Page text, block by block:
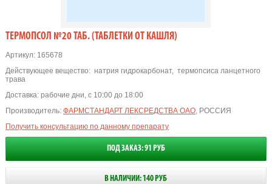
ТЕРМОПСОЛ №20 ТАБ. (ТАБЛЕТКИ ОТ КАШЛЯ)
Артикул:165678
Действующее вещество: натрия гидрокарбонат, термопсиса ланцетного
трава
Доставка: рабочие дни, с 10:00 до 18:00
Производитель: ФАРМСТАНДАРТ ЛЕКСРЕДСТВА ОАО, РОССИЯ
Получить консультацию по данному препарату
ПОД ЗАКАЗ: 91 РУБ
В НАЛИЧИИ: 140 РУБ